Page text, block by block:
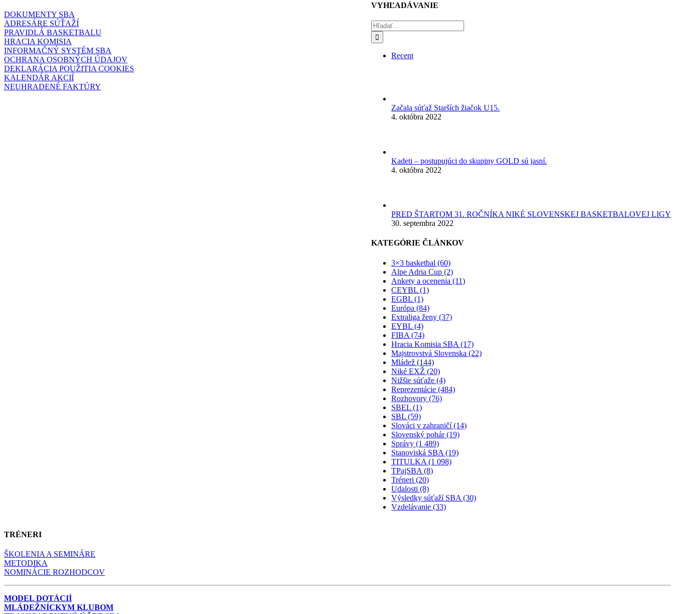
VYHĽADÁVANIE
Hľadať:
Recent
Začala súťaž Starších žiačok U15.
4. októbra 2022
Kadeti – postupujúci do skupiny GOLD sú jasní.
4. októbra 2022
PRED ŠTARTOM 31. ROČNÍKA NIKÉ SLOVENSKEJ BASKETBALOVEJ LIGY
30. septembra 2022
KATEGÓRIE ČLÁNKOV
3×3 basketbal (60)
Alpe Adria Cup (2)
Ankety a ocenenia (11)
CEYBL (1)
EGBL (1)
Európa (84)
Extraliga ženy (37)
EYBL (4)
FIBA (74)
Hracia Komisia SBA (17)
Majstrovstvá Slovenska (22)
Mládež (144)
Niké EXŽ (20)
Nižšie súťaže (4)
Reprezentácie (484)
Rozhovory (76)
SBEL (1)
SBL (59)
Slováci v zahraničí (14)
Slovenský pohár (19)
Správy (1 489)
Stanoviská SBA (19)
TITULKA (1 098)
TPajSBA (8)
Tréneri (20)
Udalosti (8)
Výsledky súťaží SBA (30)
Vzdelávanie (33)
DOKUMENTY SBA
ADRESÁRE SÚŤAŽÍ
PRAVIDLÁ BASKETBALU
HRACIA KOMISIA
INFORMAČNÝ SYSTÉM SBA
OCHRANA OSOBNÝCH ÚDAJOV
DEKLARÁCIA POUŽITIA COOKIES
KALENDÁR AKCIÍ
NEUHRADENÉ FAKTÚRY
TRÉNERI
ŠKOLENIA A SEMINÁRE
METODIKA
NOMINÁCIE ROZHODCOV
MODEL DOTÁCIÍ
MLÁDEŽNÍCKYM KLUBOM